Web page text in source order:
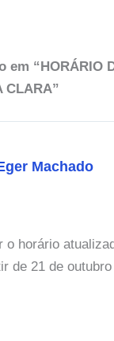
em “HORÁRIO
CLARA”
Machado
o horário
de 21 de